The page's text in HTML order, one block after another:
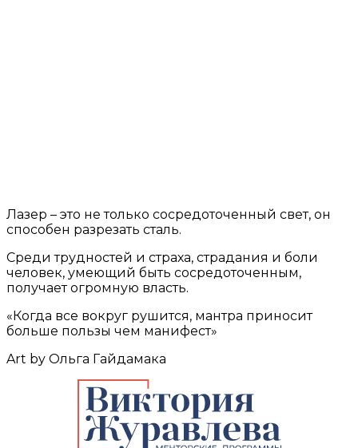
Лазер – это не только сосредоточенный свет, он
способен разрезать сталь.
Среди трудностей и страха, страдания и боли
человек, умеющий быть сосредоточенным,
получает огромную власть.
«Когда все вокруг рушится, мантра приносит
больше пользы чем манифест»
Art by Ольга Гайдамака